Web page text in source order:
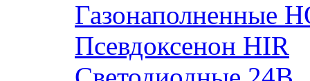
Газонаполненные
Псевдоксенон HIR